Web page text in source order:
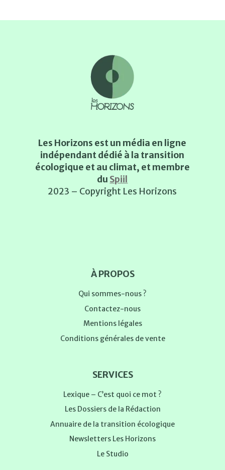
Les Horizons est un média en ligne
indépendant dédié à la transition
écologique et au climat, et membre
du Spiil
2023 – Copyright Les Horizons
À PROPOS
Qui sommes-nous ?
Contactez-nous
Mentions légales
Conditions générales de vente
SERVICES
Lexique – C’est quoi ce mot ?
Les Dossiers de la Rédaction
Annuaire de la transition écologique
Newsletters Les Horizons
Le Studio